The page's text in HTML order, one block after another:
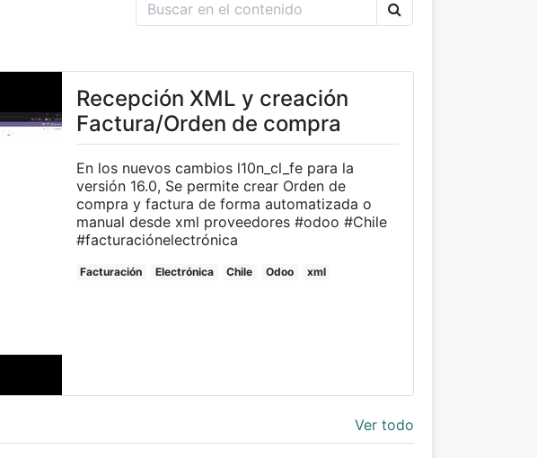
Recepción XML y creación
Factura/Orden de compra
En los nuevos cambios l10n_cl_fe para la
versión 16.0, Se permite crear Orden de
compra y factura de forma automatizada o
manual desde xml proveedores #odoo #Chile
#facturaciónelectrónica
Facturación Electrónica Chile Odoo xml
Ver todo